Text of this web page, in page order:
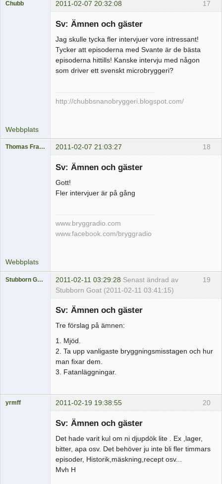
17
Chubb 2011-02-07 20:32:08
Sv: Ämnen och gäster
Jag skulle tycka fler intervjuer vore intressant!
Tycker att episoderna med Svante är de bästa
episoderna hittills! Kanske intervju med någon
som driver ett svenskt microbryggeri?
http://chubbsnanobryggeri.blogspot.com/
Webbplats
18
Thomas Fransson 2011-02-07 21:03:27
Sv: Ämnen och gäster
Gott!
Fler intervjuer är på gång
www.bryggradio.com
www.facebook.com/bryggradio
Webbplats
19
Stubborn Goat 2011-02-11 03:29:28 Senast ändrad av
Stubborn Goat (2011-02-11 03:41:15)
Sv: Ämnen och gäster
Tre förslag på ämnen:
1. Mjöd.
2. Ta upp vanligaste bryggningsmisstagen och hur
man fixar dem.
3. Fatanläggningar.
20
yrmff 2011-02-19 19:38:55
Sv: Ämnen och gäster
Det hade varit kul om ni djupdök lite . Ex ,lager,
bitter, apa osv. Det behöver ju inte bli fler timmars
episoder, Historik,mäskning,recept osv...
Mvh H